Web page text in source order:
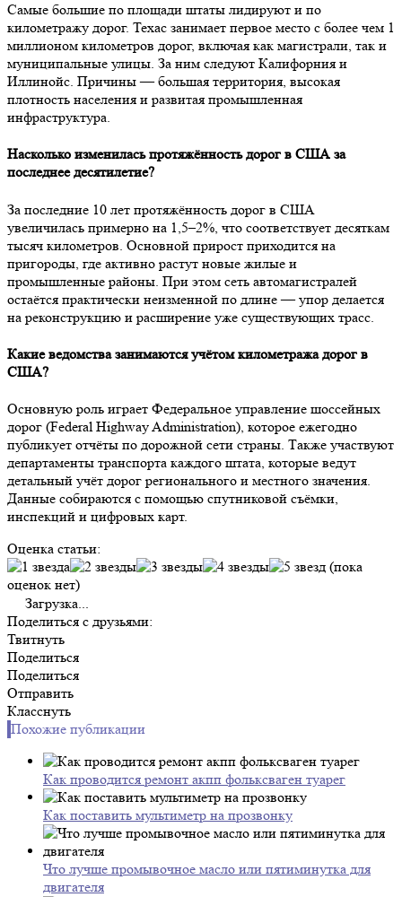
Самые большие по площади штаты лидируют и по
километражу дорог. Техас занимает первое место с более чем 1
миллионом километров дорог, включая как магистрали, так и
муниципальные улицы. За ним следуют Калифорния и
Иллинойс. Причины — большая территория, высокая
плотность населения и развитая промышленная
инфраструктура.
Насколько изменилась протяжённость дорог в США за
последнее десятилетие?
За последние 10 лет протяжённость дорог в США
увеличилась примерно на 1,5–2%, что соответствует десяткам
тысяч километров. Основной прирост приходится на
пригороды, где активно растут новые жилые и
промышленные районы. При этом сеть автомагистралей
остаётся практически неизменной по длине — упор делается
на реконструкцию и расширение уже существующих трасс.
Какие ведомства занимаются учётом километража дорог в
США?
Основную роль играет Федеральное управление шоссейных
дорог (Federal Highway Administration), которое ежегодно
публикует отчёты по дорожной сети страны. Также участвуют
департаменты транспорта каждого штата, которые ведут
детальный учёт дорог регионального и местного значения.
Данные собираются с помощью спутниковой съёмки,
инспекций и цифровых карт.
Оценка статьи:
(пока
оценок нет)
Загрузка...
Поделиться с друзьями:
Твитнуть
Поделиться
Поделиться
Отправить
Класснуть
Похожие публикации
Как проводится ремонт акпп фольксваген туарег
Как поставить мультиметр на прозвонку
Что лучше промывочное масло или пятиминутка для
двигателя